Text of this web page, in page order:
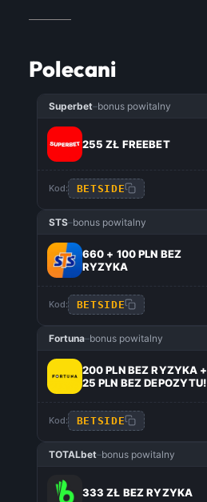
Polecani
Superbet–bonus powitalny
255 ZŁ FREEBET
Kod: BETSIDE
STS–bonus powitalny
660 + 100 PLN BEZ
RYZYKA
Kod: BETSIDE
Fortuna–bonus powitalny
200 PLN BEZ RYZYKA +
25 PLN BEZ DEPOZYTU!
Kod: BETSIDE
TOTALbet–bonus powitalny
333 ZŁ BEZ RYZYKA